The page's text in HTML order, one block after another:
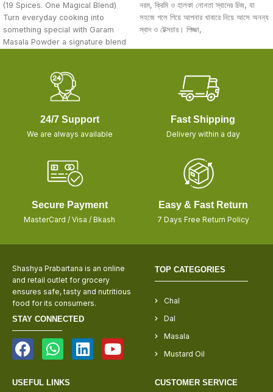
(19 Spices. One Magical Blend)
Turn everyday cooking into
something special with Garam
Masala Powder a signature blend
নরম, ক্রিমি ও হালকা নোনতা স্বাদের চিজ, যা
সহজে গলে গিয়ে আপনার খাবারে নিয়ে আসে অনন্য
স্বাদ ও টেক্সচার। পিজ্জা,
24/7 Support
We are always available
Fast Shipping
Delivery within a day
Secure Payment
MasterCard / Visa / Bkash
Easy & Fast Return
7 Days Free Return Policy
Shashya Prabartana is an online
and retail outlet for grocery
ensures safe, tasty and nutritious
food for its consumers.
STAY CONNECTED
TOP CATEGORIES
Chal
Dal
Masala
Mustard Oil
USEFUL LINKS CUSTOMER SERVICE